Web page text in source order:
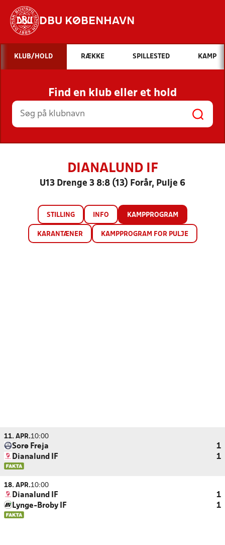
DBU KØBENHAVN
Hvad vil du søge efter?
INDHOLD OG NYHEDER
STILLINGER, RESULTATER, KLUBBER OG
HOLD
KLUB/HOLD RÆKKE SPILLESTED KAMP
Find en klub eller et hold
DIANALUND IF
U13 Drenge 3 8:8 (13) Forår, Pulje 6
STILLING INFO KAMPPROGRAM
KARANTÆNER KAMPPROGRAM FOR PULJE
11. APR.10:00
Sorø Freja
1
Dianalund IF
1
18. APR.10:00
Dianalund IF
1
Lynge-Broby IF
1